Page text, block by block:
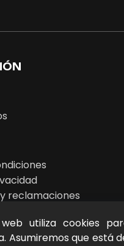
reclamaciones
utiliza cookies
Asumiremos que está